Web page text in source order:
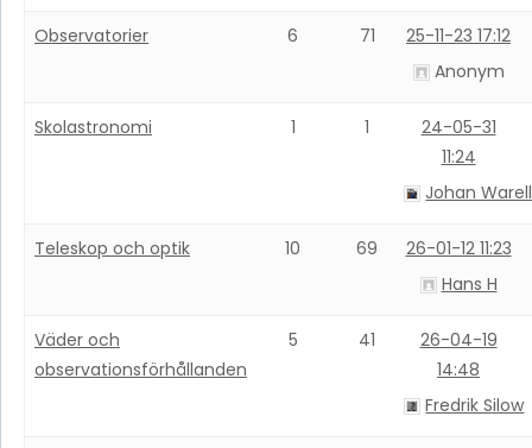
Observatorier 6 71
25-11-23 17:12
Anonym
Skolastronomi 1 1
24-05-31
11:24
Johan Warell
Teleskop och optik 10 69
26-01-12 11:23
Hans H
Väder och
observationsförhållanden
5 41
26-04-19
14:48
Fredrik Silow